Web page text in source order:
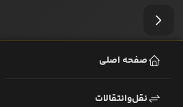
صفحه اصلی
نقل‌وانتقالات